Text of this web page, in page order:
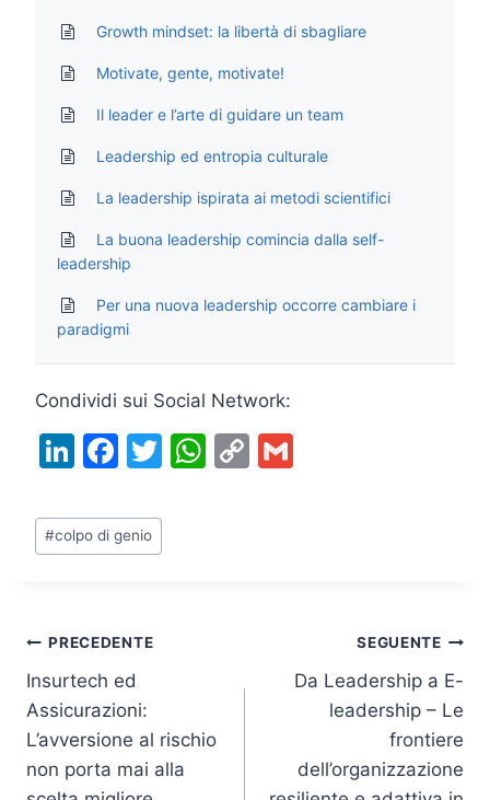
Growth mindset: la libertà di sbagliare
Motivate, gente, motivate!
Il leader e l’arte di guidare un team
Leadership ed entropia culturale
La leadership ispirata ai metodi scientifici
La buona leadership comincia dalla self-
leadership
Per una nuova leadership occorre cambiare i
paradigmi
Condividi sui Social Network:
Li
k
e
n
F
c
e
o
o
k
T
W C
Tag
articolo:
#colpo di genio
Navigazione
articoli
PRECEDENTE
Insurtech ed
Assicurazioni:
L’avversione al rischio
non porta mai alla
SEGUENTE
Da Leadership a E-
leadership – Le
frontiere
dell’organizzazione